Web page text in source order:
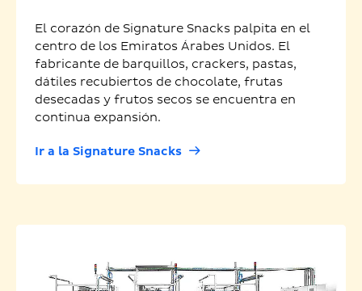
El corazón de Signature Snacks palpita en el
centro de los Emiratos Árabes Unidos. El
fabricante de barquillos, crackers, pastas,
dátiles recubiertos de chocolate, frutas
desecadas y frutos secos se encuentra en
continua expansión.
Ir a la Signature Snacks